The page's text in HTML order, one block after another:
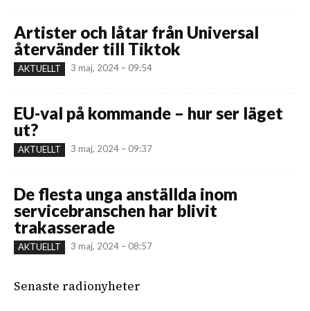
Artister och låtar från Universal
återvänder till Tiktok
AKTUELLT 3 maj, 2024 – 09:54
EU-val på kommande – hur ser läget
ut?
AKTUELLT 3 maj, 2024 – 09:37
De flesta unga anställda inom
servicebranschen har blivit
trakasserade
AKTUELLT 3 maj, 2024 – 08:57
Senaste radionyheter